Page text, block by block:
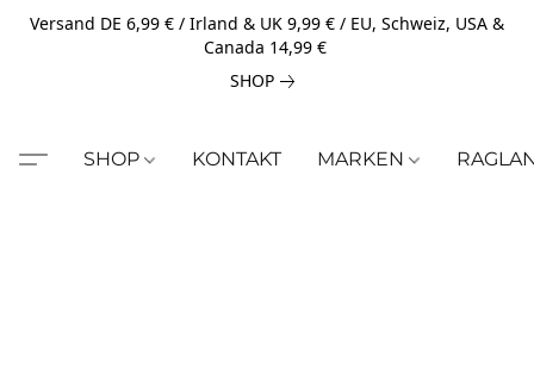
Versand DE 6,99 € / Irland & UK 9,99 € / EU, Schweiz, USA &
Canada 14,99 €
SHOP
SHOP KONTAKT MARKEN